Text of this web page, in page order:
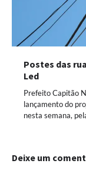
Postes das
Led
Prefeito Capitão
lançamento do
nesta semana,
Deixe um